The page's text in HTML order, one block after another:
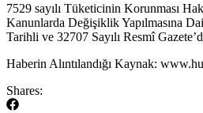
​7529 sayılı Tüketicinin Korunması
Kanunlarda Değişiklik Yapılmasına
Tarihli ve 32707 Sayılı Resmî
Haberin Alıntılandığı Kaynak:
Shares: